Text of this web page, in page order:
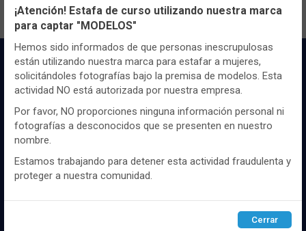
Distribuidor y mayorista textil de las mejores
marcaas de ropa y complementos del
mercado, marcas tanto nacionales como
experiencia como proveedor de los mejores
Utilizamos cookies propias y de terceros, de sesión o
persistentes, para hacer funcionar de manera segura nuestra
página web y personalizar su contenido.
Igualmente, utilizamos cookies para medir y obtener datos de
la navegación que realizas y para ajustar el contenido a tus
gustos y preferencias.
Puedesconfigurary aceptar el uso de cookies a tu gusto.
Para obtener más información visita nuestra
cookies .
Configurar Rechazar ACEPTAR
¡Atención! Estafa de curso utilizando nuestra marca
para captar "MODELOS"
Hemos sido informados de que personas inescrupulosas
están utilizando nuestra marca para estafar a mujeres,
solicitándoles fotografías bajo la premisa de modelos. Esta
actividad NO está autorizada por nuestra empresa.
Por favor, NO proporciones ninguna información personal ni
fotografías a desconocidos que se presenten en nuestro
nombre.
Estamos trabajando para detener esta actividad fraudulenta y
proteger a nuestra comunidad.
Cerrar